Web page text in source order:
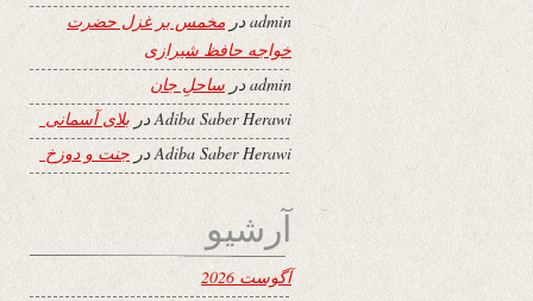
adminدر مخمس بر غزل حضرت
خواجه حافظ شیرازی
adminدر ساحلِ جان
Adiba Saber Herawiدر بلای آسمانی
Adiba Saber Herawiدر جنت و دوزخ
آرشیو
آگوست 2026